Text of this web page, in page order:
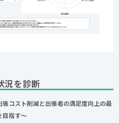
況を診断
コスト削減と出張者の満足度向上の最
目指す～